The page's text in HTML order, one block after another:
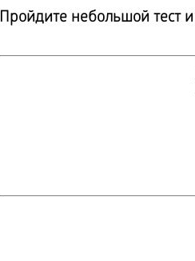
Пройдите небольшой тест